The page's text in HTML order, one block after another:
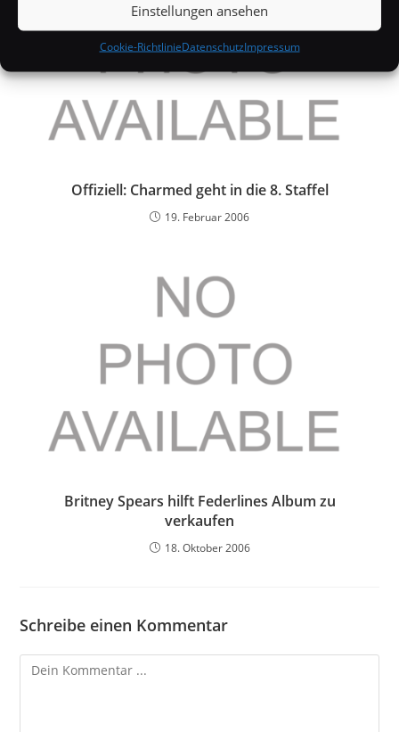
Einstellungen ansehen
Cookie-RichtlinieDatenschutzImpressum
Offiziell: Charmed geht in die 8. Staffel
19. Februar 2006
Britney Spears hilft Federlines Album zu
verkaufen
18. Oktober 2006
Schreibe einen Kommentar
Kommentieren